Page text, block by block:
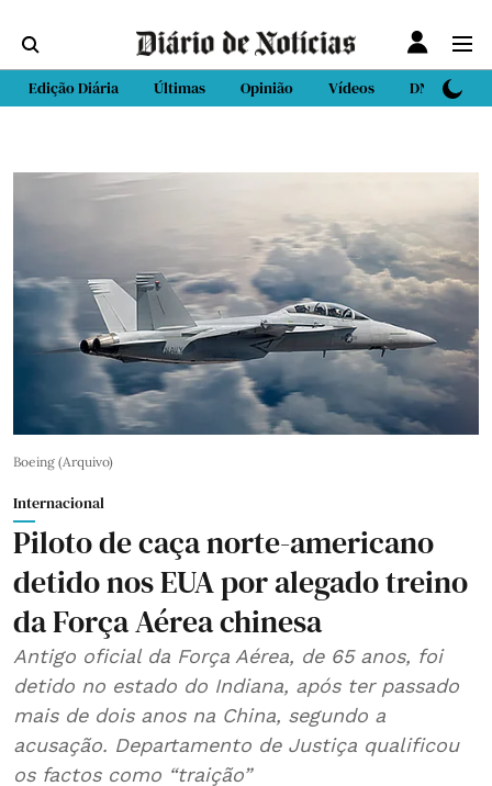
Edição Diária Últimas Opinião Vídeos DN Sport
Boeing (Arquivo)
Internacional
Piloto de caça norte-americano
detido nos EUA por alegado treino
da Força Aérea chinesa
Antigo oficial da Força Aérea, de 65 anos, foi
detido no estado do Indiana, após ter passado
mais de dois anos na China, segundo a
acusação. Departamento de Justiça qualificou
os factos como “traição”